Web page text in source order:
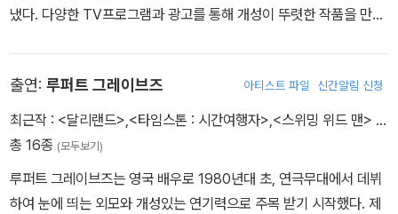
다 발견된 명화.. 인질을 살리려면 이 미궁에 빠진 이 사건들을 주어진
냈다. 다양한 TV프로그램과 광고를 통해 개성이 뚜렷한 작품을 만들
제에서 다양한 상을 수상하기도 했고, 이후 <갱스터 넘버 원>을 연출
하며 세계적으로 인정 받는 스타일리쉬 감독 대열에 합류했다. 또한
도시의 사랑이야기를 자신만의 스타일로 완성하여 슬픔과 찬란함이
화 <럭키 넘버 슬레븐>까지 최고의 연출력을 보여줬다.
출연: 루퍼트 그레이브즈 아티스트 파일 신간알림 신청
최근작 : <달리랜드>,<타임스톤 : 시간여행자>,<스위밍 위드 맨> …
총 16종 (모두보기)
루퍼트 그레이브즈는 영국 배우로 1980년대 초, 연극무대에서 데뷔
하여 눈에 띄는 외모와 개성있는 연기력으로 주목 받기 시작했다. 제